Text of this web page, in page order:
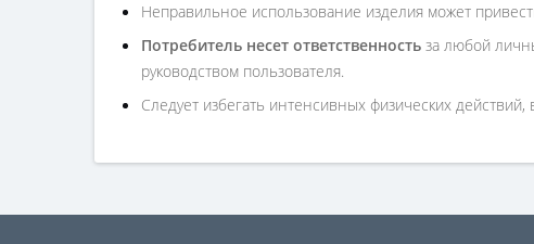
Неправильное использование изделия может
Потребитель несет ответственность за любой
руководством пользователя.
Следует избегать интенсивных физических